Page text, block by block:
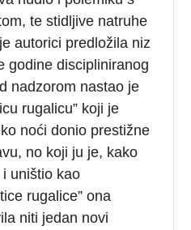
te stidljive natruhe
autorici predložila niz
godine discipliniranog
nadzorom nastao je
rugalicu” koji je
noći donio prestižne
no koji ju je, kako
uništio kao
rugalice” ona
niti jedan novi